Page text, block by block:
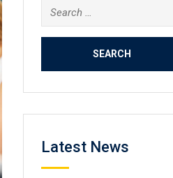
Search
for:
Latest News